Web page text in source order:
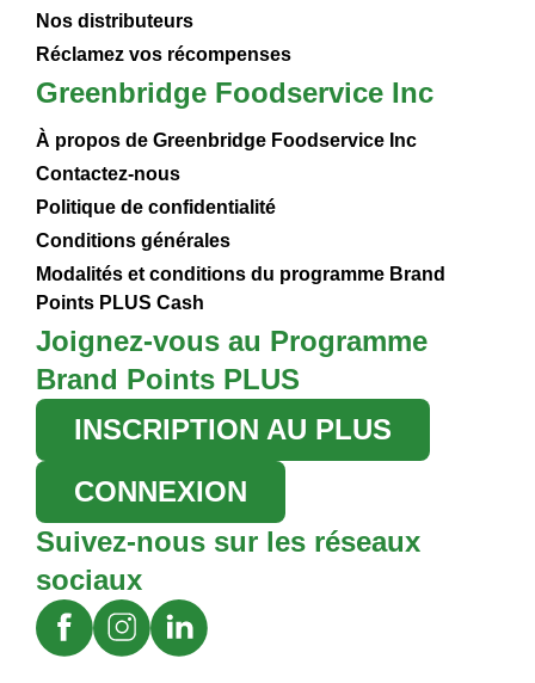
Nos distributeurs
Réclamez vos récompenses
Greenbridge Foodservice Inc
À propos de Greenbridge Foodservice Inc
Contactez-nous
Politique de confidentialité
Conditions générales
Modalités et conditions du programme Brand
Points PLUS Cash
Joignez-vous au Programme
Brand Points PLUS
INSCRIPTION AU PLUS
CONNEXION
Suivez-nous sur les réseaux
sociaux